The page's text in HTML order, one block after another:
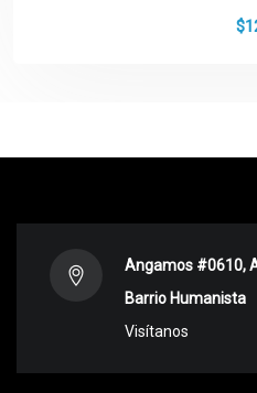
$
Angamos #0610,
Barrio Humanista
Visítanos